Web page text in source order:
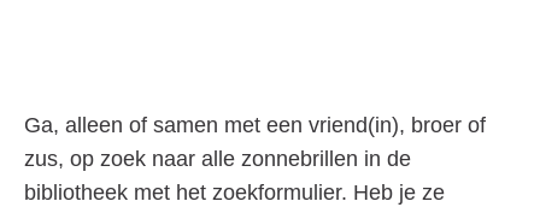
Ga, alleen of samen met een vriend(in), broer of
zus, op zoek naar alle zonnebrillen in de
bibliotheek met het zoekformulier. Heb je ze